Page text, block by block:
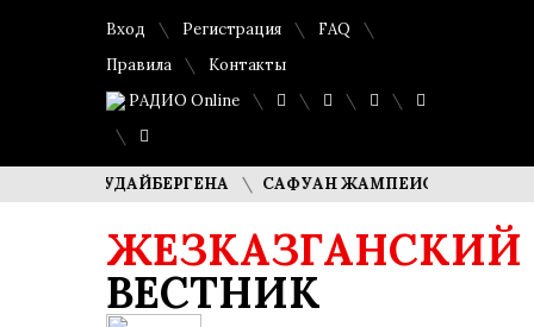
Вход Регистрация
FAQ
Правила
Контакты
РАДИО Online
КУДАЙБЕРГЕНА САФУАН ЖАМПЕИСОВ: «МЫ ХОТИМ
ЖЕЗКАЗГАНСКИЙ
ВЕСТНИК